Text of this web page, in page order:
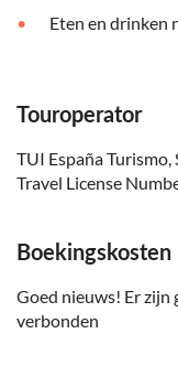
Eten en drinken
Touroperator
TUI España
Travel License
Boekingskosten
Goed nieuws! Er zijn
verbonden